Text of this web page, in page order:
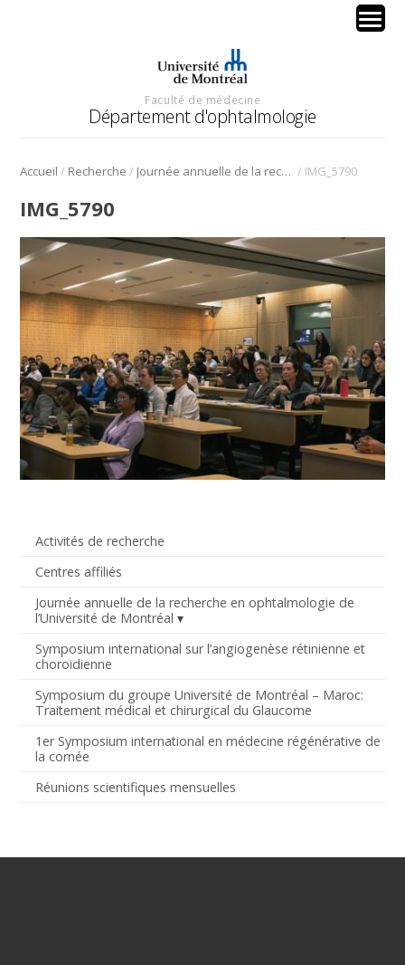
Faculté de médecine
Département d'ophtalmologie
Accueil / Recherche / Journée annuelle de la recherche en ophtalmologie de l’Université de Montréal / IMG_5790
Activités de recherche
Centres affiliés
Journée annuelle de la recherche en ophtalmologie de
l’Université de Montréal
Symposium international sur l’angiogenèse rétinienne et
choroïdienne
Symposium du groupe Université de Montréal – Maroc:
Traitement médical et chirurgical du Glaucome
1er Symposium international en médecine régénérative de
la cornée
Réunions scientifiques mensuelles
IMG_5790